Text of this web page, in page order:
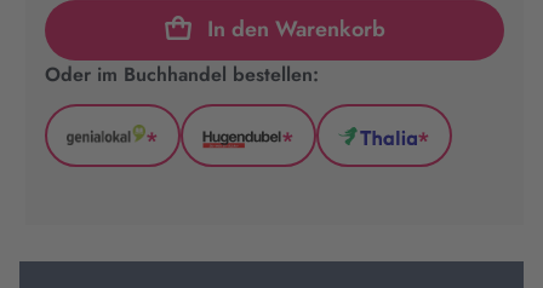
In den Warenkorb
Oder im Buchhandel bestellen:
GenialLokal
Tab
*
Hugendubel
Tab
*
Thalia
Tab
*